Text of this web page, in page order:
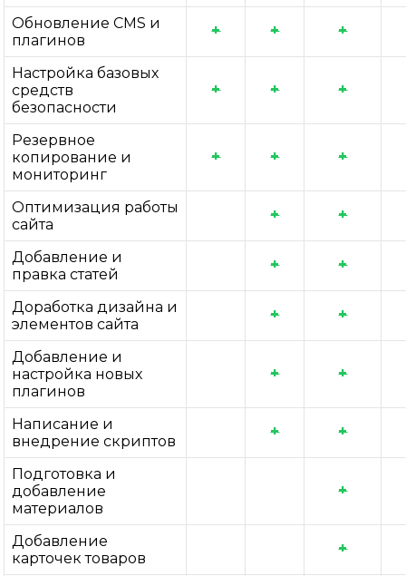
Обновление CMS и
плагинов
+ + +
Настройка базовых
средств
безопасности
+ + +
Резервное
копирование и
мониторинг
+ + +
Оптимизация работы
сайта
+ +
Добавление и
правка статей
+ +
Доработка дизайна и
элементов сайта
+ +
Добавление и
настройка новых
плагинов
+ +
Написание и
внедрение скриптов
+ +
Подготовка и
добавление
материалов
+
Добавление
карточек товаров
+